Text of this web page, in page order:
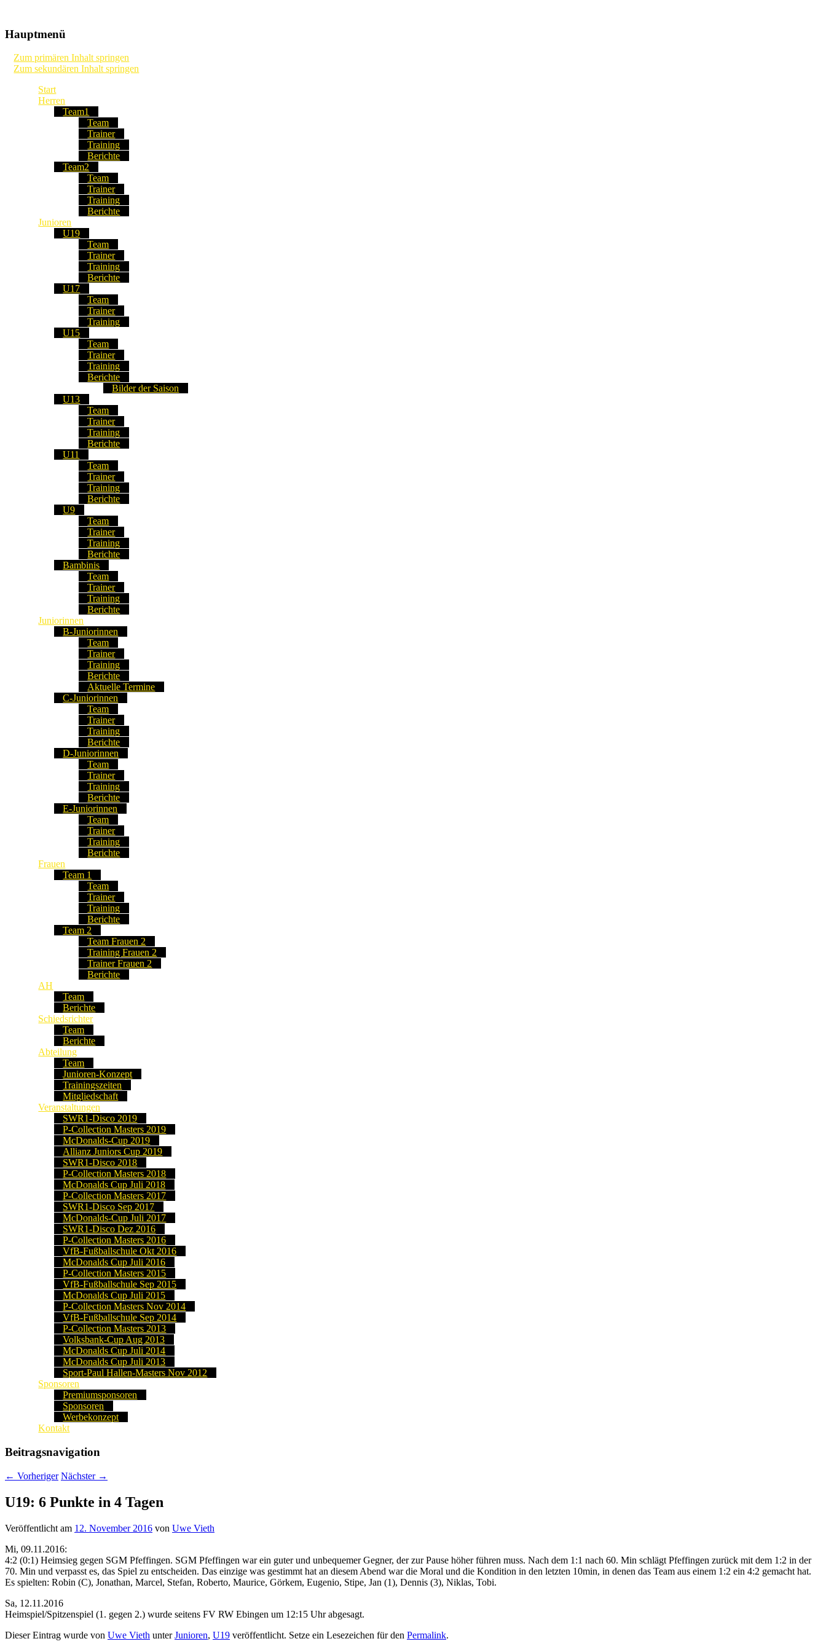
TSV Frommern-Dürrwangen Fussball
Hauptmenü
Zum primären Inhalt springen
Zum sekundären Inhalt springen
Start
Herren
Team1
Team
Trainer
Training
Berichte
Team2
Team
Trainer
Training
Berichte
Junioren
U19
Team
Trainer
Training
Berichte
U17
Team
Trainer
Training
U15
Team
Trainer
Training
Berichte
Bilder der Saison
U13
Team
Trainer
Training
Berichte
U11
Team
Trainer
Training
Berichte
U9
Team
Trainer
Training
Berichte
Bambinis
Team
Trainer
Training
Berichte
Juniorinnen
B-Juniorinnen
Team
Trainer
Training
Berichte
Aktuelle Termine
C-Juniorinnen
Team
Trainer
Training
Berichte
D-Juniorinnen
Team
Trainer
Training
Berichte
E-Juniorinnen
Team
Trainer
Training
Berichte
Frauen
Team 1
Team
Trainer
Training
Berichte
Team 2
Team Frauen 2
Training Frauen 2
Trainer Frauen 2
Berichte
AH
Team
Berichte
Schiedsrichter
Team
Berichte
Abteilung
Team
Junioren-Konzept
Trainingszeiten
Mitgliedschaft
Veranstaltungen
SWR1-Disco 2019
P-Collection Masters 2019
McDonalds-Cup 2019
Allianz Juniors Cup 2019
SWR1-Disco 2018
P-Collection Masters 2018
McDonalds Cup Juli 2018
P-Collection Masters 2017
SWR1-Disco Sep 2017
McDonalds-Cup Juli 2017
SWR1-Disco Dez 2016
P-Collection Masters 2016
VfB-Fußballschule Okt 2016
McDonalds Cup Juli 2016
P-Collection Masters 2015
VfB-Fußballschule Sep 2015
McDonalds Cup Juli 2015
P-Collection Masters Nov 2014
VfB-Fußballschule Sep 2014
P-Collection Masters 2013
Volksbank-Cup Aug 2013
McDonalds Cup Juli 2014
McDonalds Cup Juli 2013
Sport-Paul Hallen-Masters Nov 2012
Sponsoren
Premiumsponsoren
Sponsoren
Werbekonzept
Kontakt
Beitragsnavigation
← Vorheriger Nächster →
U19: 6 Punkte in 4 Tagen
Veröffentlicht am 12. November 2016 von Uwe Vieth
Mi, 09.11.2016:
4:2 (0:1) Heimsieg gegen SGM Pfeffingen. SGM Pfeffingen war ein guter und unbequemer Gegner, der zur Pause höher führen muss. Nach dem 1:1 nach 60. Min schlägt Pfeffingen zurück mit dem 1:2 in der
70. Min und verpasst es, das Spiel zu entscheiden. Das einzige was gestimmt hat an diesem Abend war die Moral und die Kondition in den letzten 10min, in denen das Team aus einem 1:2 ein 4:2 gemacht hat.
Es spielten: Robin (C), Jonathan, Marcel, Stefan, Roberto, Maurice, Görkem, Eugenio, Stipe, Jan (1), Dennis (3), Niklas, Tobi.
Sa, 12.11.2016
Heimspiel/Spitzenspiel (1. gegen 2.) wurde seitens FV RW Ebingen um 12:15 Uhr abgesagt.
Dieser Eintrag wurde von Uwe Vieth unterJunioren, U19 veröffentlicht. Setze ein Lesezeichen für den Permalink.